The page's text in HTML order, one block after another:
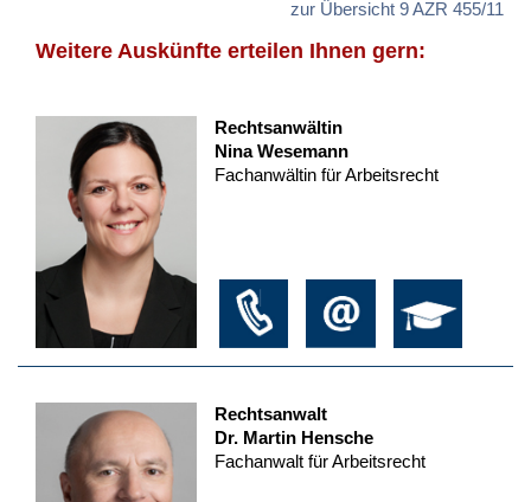
zur Übersicht 9 AZR 455/11
Weitere Auskünfte erteilen Ihnen gern:
Rechtsanwältin
Nina Wesemann
Fachanwältin für Arbeitsrecht
Rechtsanwalt
Dr. Martin Hensche
Fachanwalt für Arbeitsrecht